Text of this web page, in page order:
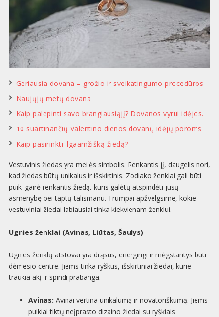
Geriausia dovana – grožio ir sveikatingumo procedūros
Naujųjų metų dovana
Kaip palepinti savo brangiausiąjį? Dovanos vyrui idėjos.
10 suartinančių Valentino dienos dovanų idėjų poroms
Kaip pasirinkti ilgaamžišką žiedą?
Vestuvinis žiedas yra meilės simbolis. Renkantis jį, daugelis nori,
kad žiedas būtų unikalus ir išskirtinis. Zodiako ženklai gali būti
puiki gairė renkantis žiedą, kuris galėtų atspindėti jūsų
asmenybę bei taptų talismanu. Trumpai apžvelgsime, kokie
vestuviniai žiedai labiausiai tinka kiekvienam ženklui.
Ugnies ženklai (Avinas, Liūtas, Šaulys)
Ugnies ženklų atstovai yra drąsūs, energingi ir mėgstantys būti
dėmesio centre. Jiems tinka ryškūs, išskirtiniai žiedai, kurie
traukia akį ir spindi prabanga.
Avinas: Avinai vertina unikalumą ir novatoriškumą. Jiems
puikiai tiktų neįprasto dizaino žiedai su ryškiais